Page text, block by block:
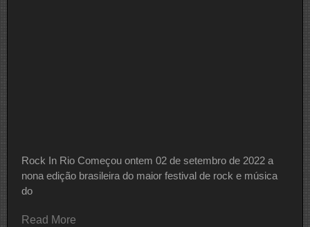
Rock In Rio Começou ontem 02 de setembro de 2022 a
nona edição brasileira do maior festival de rock e música
do
Read More